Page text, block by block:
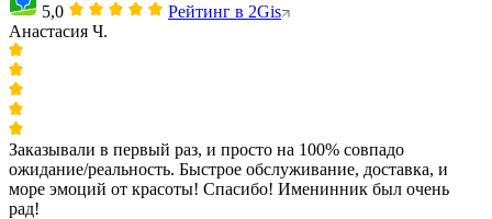
5,0
Рейтинг в 2Gis
Анастасия Ч.
Заказывали в первый раз, и просто на 100% совпадо
ожидание/реальность. Быстрое обслуживание, доставка, и
море эмоций от красоты! Спасибо! Именинник был очень
рад!